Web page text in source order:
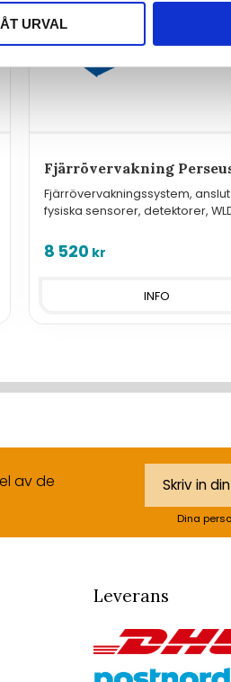
URVAL
Fjärrövervakning
Fjärrövervakningssystem,
fysiska sensorer, detektorer,
8 520 kr
INFO
av de
Dina
Leverans